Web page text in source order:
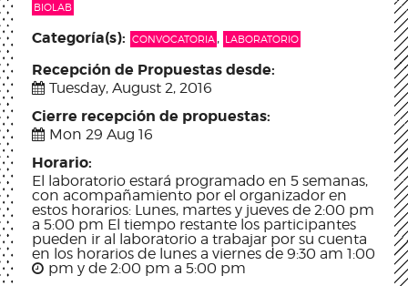
BIOLAB
Categoría(s): CONVOCATORIA , LABORATORIO
Recepción de Propuestas desde:
Tuesday, August 2, 2016
Cierre recepción de propuestas:
Mon 29 Aug 16
Horario:
El laboratorio estará programado en 5 semanas,
con acompañamiento por el organizador en
estos horarios: Lunes, martes y jueves de 2:00 pm
a 5:00 pm El tiempo restante los participantes
pueden ir al laboratorio a trabajar por su cuenta
en los horarios de lunes a viernes de 9:30 am 1:00
pm y de 2:00 pm a 5:00 pm